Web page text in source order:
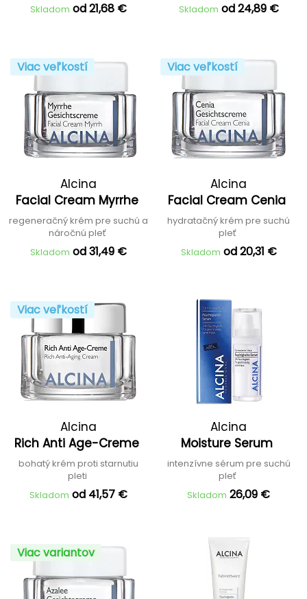
Skladom od 21,68 €
Skladom od 24,89 €
Viac veľkostí
Alcina
Facial Cream Myrrhe
regeneračný krém pre suchú a
náročnú pleť
Skladom od 31,49 €
Viac veľkostí
Alcina
Facial Cream Cenia
hydratačný krém pre suchú
pleť
Skladom od 20,31 €
Viac veľkostí
Alcina
Rich Anti Age-Creme
bohatý krém proti starnutiu
pleti
Skladom od 41,57 €
Alcina
Moisture Serum
intenzívne sérum pre suchú
pleť
Skladom 26,09 €
Viac variantov